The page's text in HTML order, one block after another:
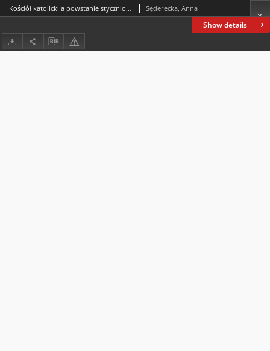
Show details
Kościół katolicki a powstanie styczniowe na przykładzie regionu piotrkowskiego Sęderecka, Anna